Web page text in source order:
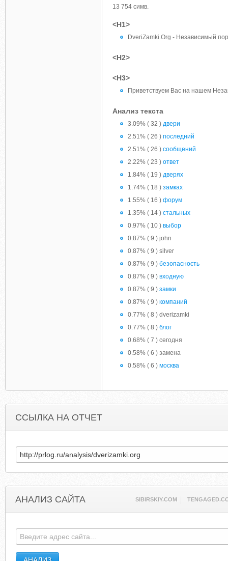
13 754 симв.
<H1>
DveriZamki.Org - Независимый
<H2>
<H3>
Приветствуем Вас на нашем
Анализ текста
3.09% ( 32 ) двери
2.51% ( 26 ) последний
2.51% ( 26 ) сообщений
2.22% ( 23 ) ответ
1.84% ( 19 ) дверях
1.74% ( 18 ) замках
1.55% ( 16 ) форум
1.35% ( 14 ) стальных
0.97% ( 10 ) выбор
0.87% ( 9 ) john
0.87% ( 9 ) silver
0.87% ( 9 ) безопасность
0.87% ( 9 ) входную
0.87% ( 9 ) замки
0.87% ( 9 ) компаний
0.77% ( 8 ) dverizamki
0.77% ( 8 ) блог
0.68% ( 7 ) сегодня
0.58% ( 6 ) замена
0.58% ( 6 ) москва
ССЫЛКА НА ОТЧЕТ
АНАЛИЗ САЙТА SIBIRSKIY.COM